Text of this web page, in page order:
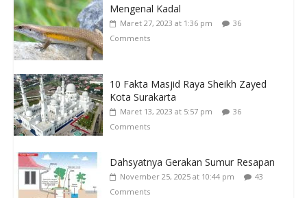
Mengenal Kadal
Maret 27, 2023 at 1:36 pm
36
Comments
10 Fakta Masjid Raya Sheikh Zayed
Kota Surakarta
Maret 13, 2023 at 5:57 pm
36
Comments
Dahsyatnya Gerakan Sumur Resapan
November 25, 2025 at 10:44 pm
43
Comments